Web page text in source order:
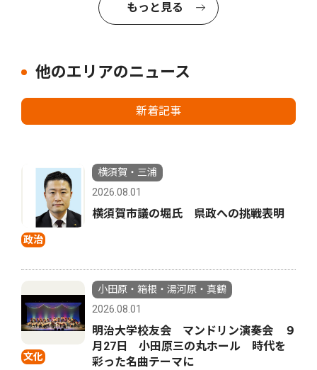
もっと見る
他のエリアのニュース
新着記事
政治
横須賀・三浦
2026.08.01
横須賀市議の堀氏 県政への挑戦表明
文化
小田原・箱根・湯河原・真鶴
2026.08.01
明治大学校友会 マンドリン演奏会 ９
月27日 小田原三の丸ホール 時代を
彩った名曲テーマに